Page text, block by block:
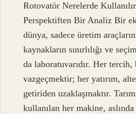
Rotovatör Nerelerde
Perspektiften Bir Analiz Bir
dünya, sadece üretim
kaynakların sınırlılığı ve
da laboratuvarıdır. Her tercih,
vazgeçmektir; her yatırım,
getiriden uzaklaşmaktır.
kullanılan her makine,